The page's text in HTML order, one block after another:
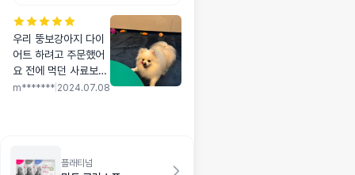
미디인도어 퍼피 입니
당
우리 뚱보강아지 다이
어트 하려고 주문했어
요 전에 먹던 사료보다
알이 좀 커서 걱정했는
m******* 2024.07.08
플래티넘